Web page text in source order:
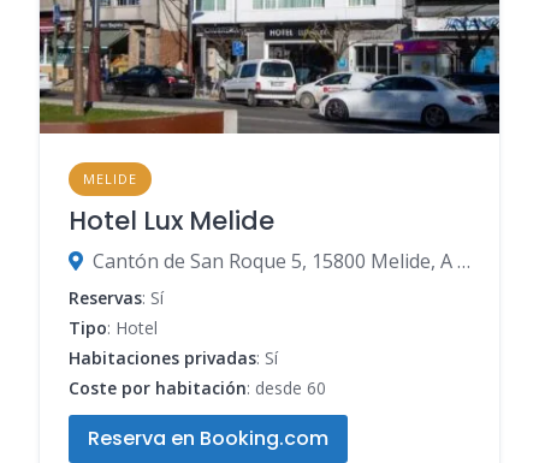
MELIDE
Hotel Lux Melide
Cantón de San Roque 5, 15800 Melide, A Coruña, España
Reservas: Sí
Tipo: Hotel
Habitaciones privadas: Sí
Coste por habitación: desde 60
Reserva en Booking.com